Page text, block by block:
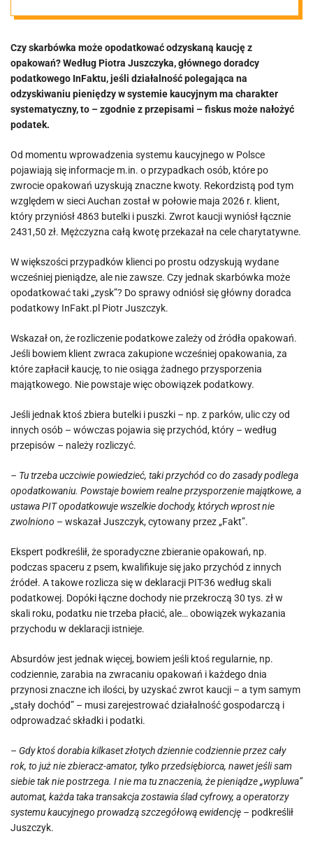
działalności
gospodarczej.
„Realne
przysporzenie
majątkowe”
Czy skarbówka może opodatkować odzyskaną kaucję z
opakowań? Według Piotra Juszczyka, głównego doradcy
podatkowego InFaktu, jeśli działalność polegająca na
odzyskiwaniu pieniędzy w systemie kaucyjnym ma charakter
systematyczny, to – zgodnie z przepisami – fiskus może nałożyć
podatek.
Od momentu wprowadzenia systemu kaucyjnego w Polsce
pojawiają się informacje m.in. o przypadkach osób, które po
zwrocie opakowań uzyskują znaczne kwoty. Rekordzistą pod tym
względem w sieci Auchan został w połowie maja 2026 r. klient,
który przyniósł 4863 butelki i puszki. Zwrot kaucji wyniósł łącznie
2431,50 zł. Mężczyzna całą kwotę przekazał na cele charytatywne.
W większości przypadków klienci po prostu odzyskują wydane
wcześniej pieniądze, ale nie zawsze. Czy jednak skarbówka może
opodatkować taki „zysk”? Do sprawy odniósł się główny doradca
podatkowy InFakt.pl Piotr Juszczyk.
Wskazał on, że rozliczenie podatkowe zależy od źródła opakowań.
Jeśli bowiem klient zwraca zakupione wcześniej opakowania, za
które zapłacił kaucję, to nie osiąga żadnego przysporzenia
majątkowego. Nie powstaje więc obowiązek podatkowy.
Jeśli jednak ktoś zbiera butelki i puszki – np. z parków, ulic czy od
innych osób – wówczas pojawia się przychód, który – według
przepisów – należy rozliczyć.
– Tu trzeba uczciwie powiedzieć, taki przychód co do zasady podlega
opodatkowaniu. Powstaje bowiem realne przysporzenie majątkowe, a
ustawa PIT opodatkowuje wszelkie dochody, których wprost nie
zwolniono – wskazał Juszczyk, cytowany przez „Fakt”.
Ekspert podkreślił, że sporadyczne zbieranie opakowań, np.
podczas spaceru z psem, kwalifikuje się jako przychód z innych
źródeł. A takowe rozlicza się w deklaracji PIT-36 według skali
podatkowej. Dopóki łączne dochody nie przekroczą 30 tys. zł w
skali roku, podatku nie trzeba płacić, ale… obowiązek wykazania
przychodu w deklaracji istnieje.
Absurdów jest jednak więcej, bowiem jeśli ktoś regularnie, np.
codziennie, zarabia na zwracaniu opakowań i każdego dnia
przynosi znaczne ich ilości, by uzyskać zwrot kaucji – a tym samym
„stały dochód” – musi zarejestrować działalność gospodarczą i
odprowadzać składki i podatki.
– Gdy ktoś dorabia kilkaset złotych dziennie codziennie przez cały
rok, to już nie zbieracz-amator, tylko przedsiębiorca, nawet jeśli sam
siebie tak nie postrzega. I nie ma tu znaczenia, że pieniądze „wypluwa”
automat, każda taka transakcja zostawia ślad cyfrowy, a operatorzy
systemu kaucyjnego prowadzą szczegółową ewidencję – podkreślił
Juszczyk.